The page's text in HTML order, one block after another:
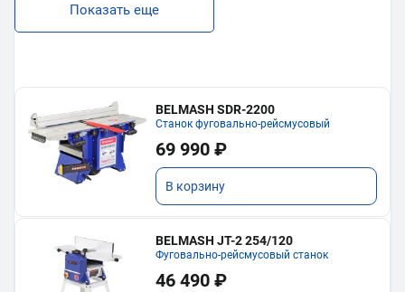
Показать еще
BELMASH SDR-2200
Станок фуговально-рейсмусовый
69 990 ₽
В корзину
BELMASH JT-2 254/120
Фуговально-рейсмусовый станок
46 490 ₽